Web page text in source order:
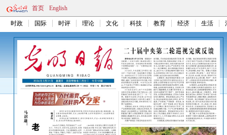
首页 English
时政 国际 时评 理论 文化 科技 教育 经济 生活